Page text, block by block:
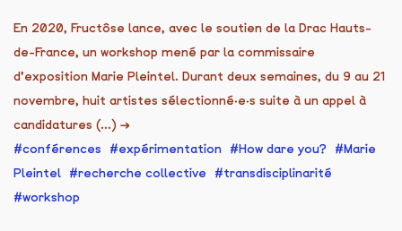
En 2020, Fructôse lance, avec le soutien de la Drac Hauts-
de-France, un workshop mené par la commissaire
d’exposition Marie Pleintel. Durant deux semaines, du 9 au 21
novembre, huit artistes sélectionné·e·s suite à un appel à
candidatures (...) →
conférences
expérimentation How dare you?
Marie
Pleintel
recherche collective
transdisciplinarité
workshop